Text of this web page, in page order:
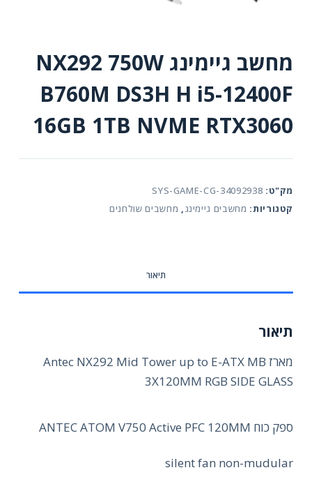
מחשב גיימינג NX292 750W
B760M DS3H H i5-12400F
16GB 1TB NVME RTX3060
מק"ט: SYS-GAME-CG-34092938
קטגוריות: מחשבים גיימינג, מחשבים שולחנים
תיאור
תיאור
מארז Antec NX292 Mid Tower up to E-ATX MB
3X120MM RGB SIDE GLASS
ספק כוח ANTEC ATOM V750 Active PFC 120MM
silent fan non-mudular